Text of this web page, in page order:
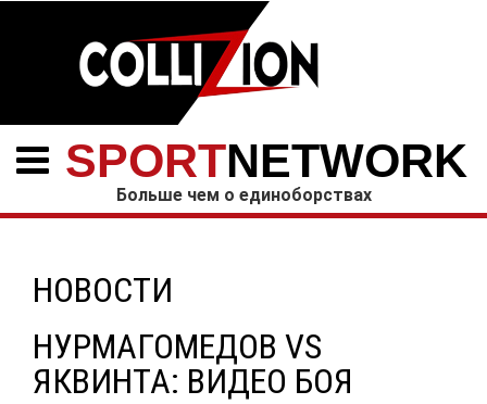
SPORTNETWORK
Больше чем о единоборствах
НОВОСТИ
НУРМАГОМЕДОВ VS
ЯКВИНТА: ВИДЕО БОЯ